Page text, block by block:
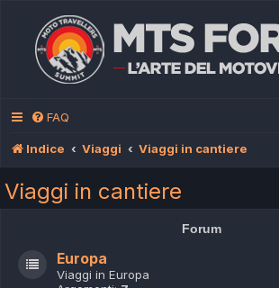
FAQ
Indice Viaggi Viaggi in cantiere
Viaggi in cantiere
Forum
Europa
Viaggi in Europa